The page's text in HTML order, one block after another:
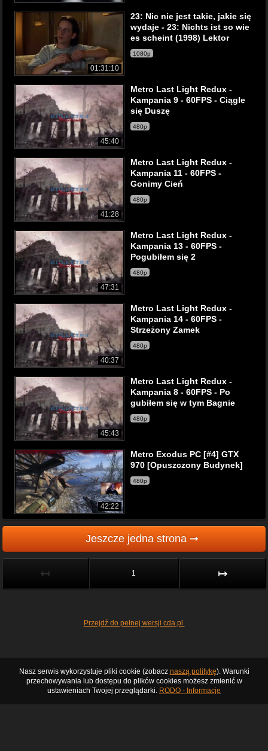
01:31:10
23: Nic nie jest takie, jakie się
wydaje - 23: Nichts ist so wie
es scheint (1998) Lektor
1080p
45:40
Metro Last Light Redux -
Kampania 9 - 60FPS - Ciągle
się Duszę
480p
41:28
Metro Last Light Redux -
Kampania 11 - 60FPS -
Gonimy Cień
480p
47:31
Metro Last Light Redux -
Kampania 13 - 60FPS -
Pogubiłem się 2
480p
40:37
Metro Last Light Redux -
Kampania 14 - 60FPS -
Strzeżony Zamek
480p
45:43
Metro Last Light Redux -
Kampania 8 - 60FPS - Po
gubiłem się w tym Bagnie
480p
42:22
Metro Exodus PC [#4] GTX
970 [Opuszczony Budynek]
480p
Jeszcze jedna strona ➞
↤ 1 ↦
Przejdź do pełnej wersji cda.pl
Nasz serwis wykorzystuje pliki cookie (zobacz naszą politykę). Warunki
przechowywania lub dostępu do plików cookies możesz zmienić w
ustawieniach Twojej przeglądarki. RODO - Informacje